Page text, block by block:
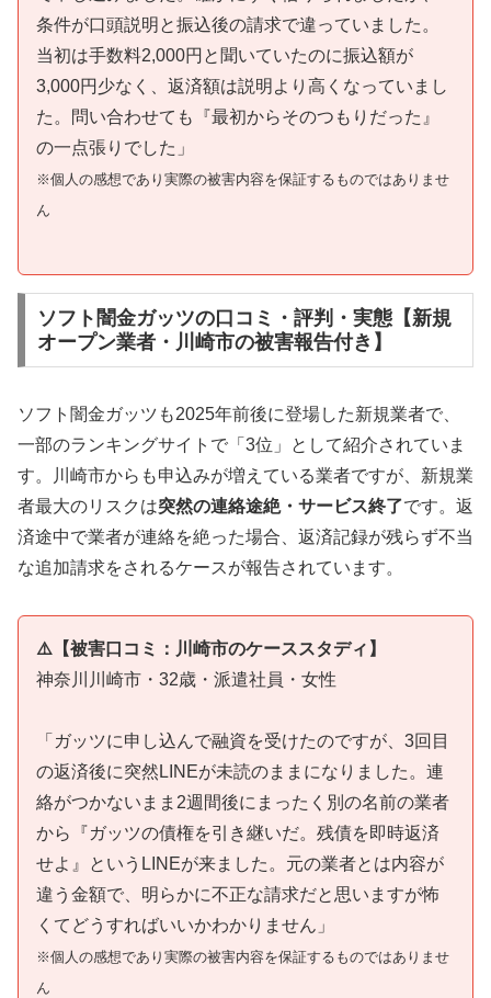
条件が口頭説明と振込後の請求で違っていました。
当初は手数料2,000円と聞いていたのに振込額が
3,000円少なく、返済額は説明より高くなっていまし
た。問い合わせても『最初からそのつもりだった』
の一点張りでした」
※個人の感想であり実際の被害内容を保証するものではありませ
ん
ソフト闇金ガッツの口コミ・評判・実態【新規
オープン業者・川崎市の被害報告付き】
ソフト闇金ガッツも2025年前後に登場した新規業者で、
一部のランキングサイトで「3位」として紹介されていま
す。川崎市からも申込みが増えている業者ですが、新規業
者最大のリスクは突然の連絡途絶・サービス終了です。返
済途中で業者が連絡を絶った場合、返済記録が残らず不当
な追加請求をされるケースが報告されています。
⚠️【被害口コミ：川崎市のケーススタディ】
神奈川川崎市・32歳・派遣社員・女性
「ガッツに申し込んで融資を受けたのですが、3回目
の返済後に突然LINEが未読のままになりました。連
絡がつかないまま2週間後にまったく別の名前の業者
から『ガッツの債権を引き継いだ。残債を即時返済
せよ』というLINEが来ました。元の業者とは内容が
違う金額で、明らかに不正な請求だと思いますが怖
くてどうすればいいかわかりません」
※個人の感想であり実際の被害内容を保証するものではありませ
ん